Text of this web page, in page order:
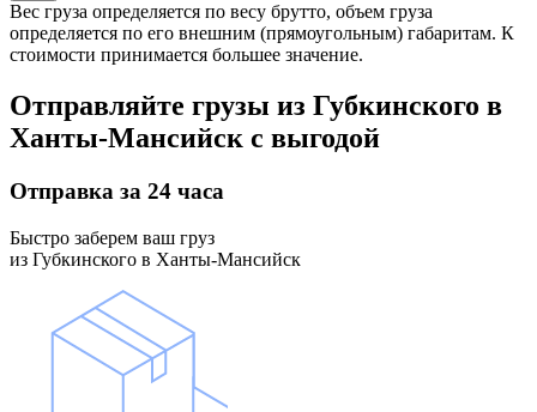
Вес груза определяется по весу брутто, объем груза
определяется по его внешним (прямоугольным) габаритам. К
стоимости принимается большее значение.
Отправляйте грузы из Губкинского в
Ханты-Мансийск с выгодой
Отправка за 24 часа
Быстро заберем ваш груз
из Губкинского в Ханты-Мансийск